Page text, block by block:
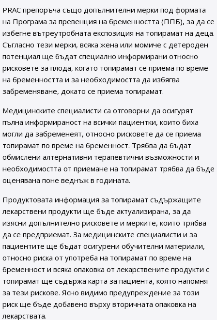
PRAC препоръча също допълнителни мерки под формата
на Програма за превенция на бременността (ППБ), за да се
избегне вътреутробната експозиция на топирамат на деца.
Съгласно тези мерки, всяка жена или момиче с детероден
потенциал ще бъдат специално информирани относно
рисковете за плода, когато топирамат се приема по време
на бременността и за необходимостта да избягва
забременяване, докато се приема топирамат.
Медицинските специалисти са отговорни да осигурят
пълна информираност на всички пациентки, които биха
могли да забременеят, относно рисковете да се приема
топирамат по време на бременност. Трябва да бъдат
обмислени алтернативни терапевтични възможности и
необходимостта от приемане на топирамат трябва да бъде
оценявана поне веднъж в годината.
Продуктовата информация за топирамат съдържащите
лекарствени продукти ще бъде актуализирана, за да
изясни допълнително рисковете и мерките, които трябва
да се предприемат. За медицинските специалисти и за
пациентите ще бъдат осигурени обучителни материали,
относно риска от употреба на топирамат по време на
бременност и всяка опаковка от лекарствените продукти с
топирамат ще съдържа карта за пациента, която напомня
за тези рискове. Ясно видимо предупреждение за този
риск ще бъде добавено върху вторичната опаковка на
лекарствата.